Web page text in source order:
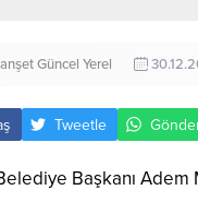
Güncel Yerel
Tweetle
Başkanı Adem